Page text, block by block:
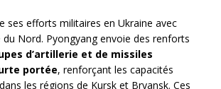
ses efforts militaires en Ukraine avec
du Nord. Pyongyang envoie des renforts
d’artillerie et de missiles
portée, renforçant les capacités
les régions de Kursk et Bryansk. Ces